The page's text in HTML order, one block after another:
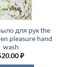
для рук the
pleasure hand
wash
₽